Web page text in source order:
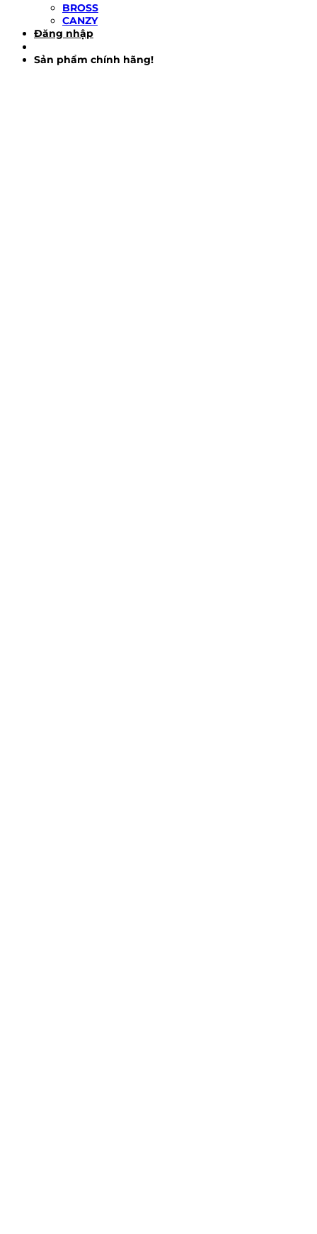
BROSS
CANZY
Đăng nhập
Sản phẩm chính hãng!